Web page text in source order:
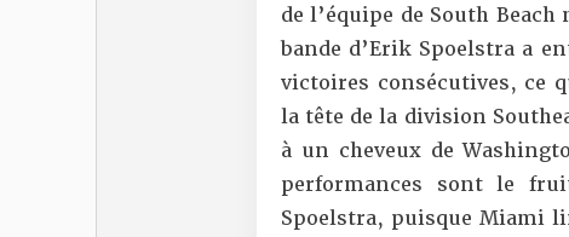
de l’équipe de South
bande d’Erik Spoelstra a
victoires consécutives, ce
la tête de la division
à un cheveux de
performances sont le
Spoelstra, puisque Miami